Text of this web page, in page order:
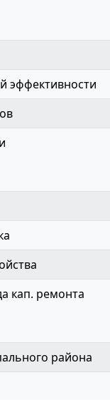
эффективности
кап. ремонта
района